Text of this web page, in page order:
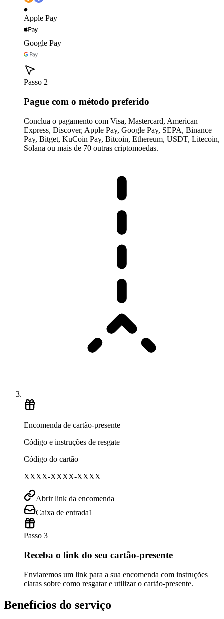
Apple Pay
Google Pay
Passo 2
Pague com o método preferido
Conclua o pagamento com Visa, Mastercard, American
Express, Discover, Apple Pay, Google Pay, SEPA, Binance
Pay, Bitget, KuCoin Pay, Bitcoin, Ethereum, USDT, Litecoin,
Solana ou mais de 70 outras criptomoedas.
Encomenda de cartão-presente
Código e instruções de resgate
Código do cartão
XXXX-XXXX-XXXX
Abrir link da encomenda
Caixa de entrada1
Passo 3
Receba o link do seu cartão-presente
Enviaremos um link para a sua encomenda com instruções
claras sobre como resgatar e utilizar o cartão-presente.
Benefícios do serviço